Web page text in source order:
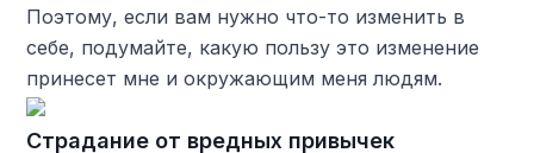
Поэтому, если вам нужно что-то изменить в
себе, подумайте, какую пользу это изменение
принесет мне и окружающим меня людям.
Страдание от вредных привычек